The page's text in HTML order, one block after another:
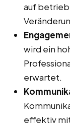
auf
wird ein
erwartet.
effektiv